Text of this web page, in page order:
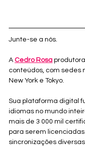
Junte-se a nós.
A Cedro Rosa
conteúdos, com sedes
New York e Tokyo.
Sua plataforma digital
idiomas no mundo
mais de 3 000 mil
para serem
sincronizações